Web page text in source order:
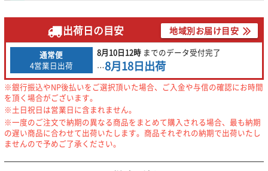
出荷日の目安 地域別お届け目安
通常便
4営業日出荷
8月10日12時までのデータ受付完了
…8月18日出荷
※銀行振込やNP後払いをご選択頂いた場合、ご入金や与信の確認にお時間
を頂く場合がございます。
※土日祝日は営業日に含まれません。
※一度のご注文で納期の異なる商品をまとめて購入される場合、最も納期
の遅い商品に合わせて出荷いたします。商品それぞれの納期で出荷いたし
ませんので予めご了承ください。